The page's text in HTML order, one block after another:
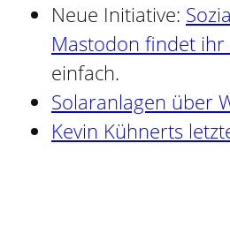
Neue Initiative:
Mastodon findet
einfach.
Solaranlagen über
Kevin Kühnerts